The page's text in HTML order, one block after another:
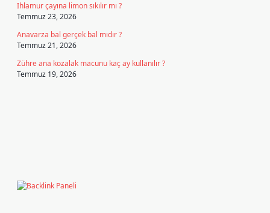
Ihlamur çayına limon sıkılır mı ?
Temmuz 23, 2026
Anavarza bal gerçek bal mıdır ?
Temmuz 21, 2026
Zühre ana kozalak macunu kaç ay kullanılır ?
Temmuz 19, 2026